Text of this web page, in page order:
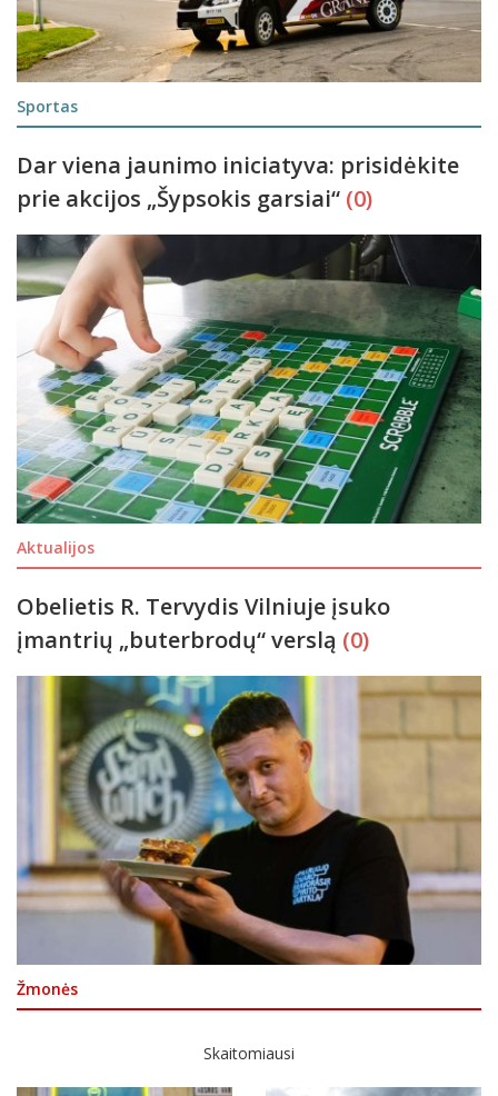
Sportas
Dar viena jaunimo iniciatyva: prisidėkite
prie akcijos „Šypsokis garsiai“ (0)
Aktualijos
Obelietis R. Tervydis Vilniuje įsuko
įmantrių „buterbrodų“ verslą (0)
Žmonės
Skaitomiausi